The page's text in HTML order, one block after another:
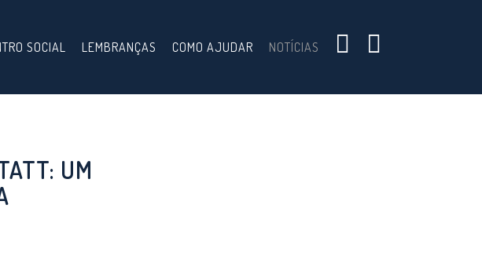
SOCIAL LEMBRANÇAS COMO AJUDAR NOTÍCIAS
UM